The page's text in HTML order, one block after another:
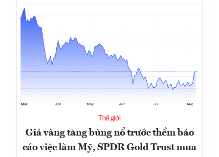
Thế giới
Giá vàng tăng bùng nổ trước thềm báo
cáo việc làm Mỹ, SPDR Gold Trust mua